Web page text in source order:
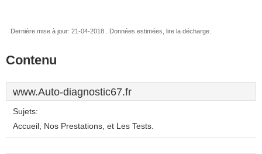
Dernière mise à jour: 21-04-2018 . Données estimées, lire la décharge.
Contenu
www.Auto-diagnostic67.fr
Sujets:
Accueil, Nos Prestations, et Les Tests.